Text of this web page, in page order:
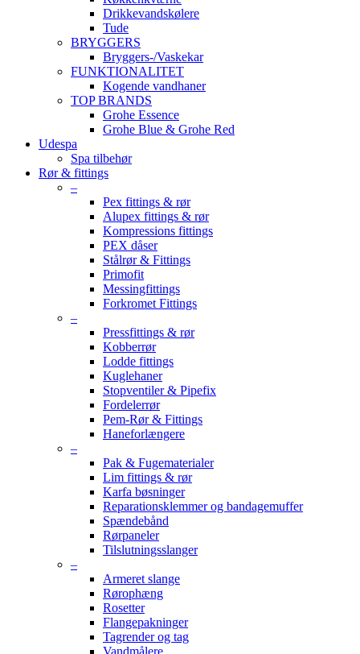
Drikkevandskølere
Tude
BRYGGERS
Bryggers-/Vaskekar
FUNKTIONALITET
Kogende vandhaner
TOP BRANDS
Grohe Essence
Grohe Blue & Grohe Red
Udespa
Spa tilbehør
Rør & fittings
–
Pex fittings & rør
Alupex fittings & rør
Kompressions fittings
PEX dåser
Stålrør & Fittings
Primofit
Messingfittings
Forkromet Fittings
–
Pressfittings & rør
Kobberrør
Lodde fittings
Kuglehaner
Stopventiler & Pipefix
Fordelerrør
Pem-Rør & Fittings
Haneforlængere
–
Pak & Fugematerialer
Lim fittings & rør
Karfa bøsninger
Reparationsklemmer og bandagemuffer
Spændebånd
Rørpaneler
Tilslutningsslanger
–
Armeret slange
Rørophæng
Rosetter
Flangepakninger
Tagrender og tag
Vandmålere